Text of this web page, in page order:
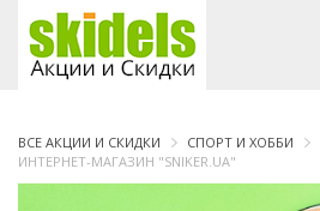
ВСЕ АКЦИИ И СКИДКИ
СПОРТ И ХОББИ
ИНТЕРНЕТ-МАГАЗИН "SNIKER.UA"